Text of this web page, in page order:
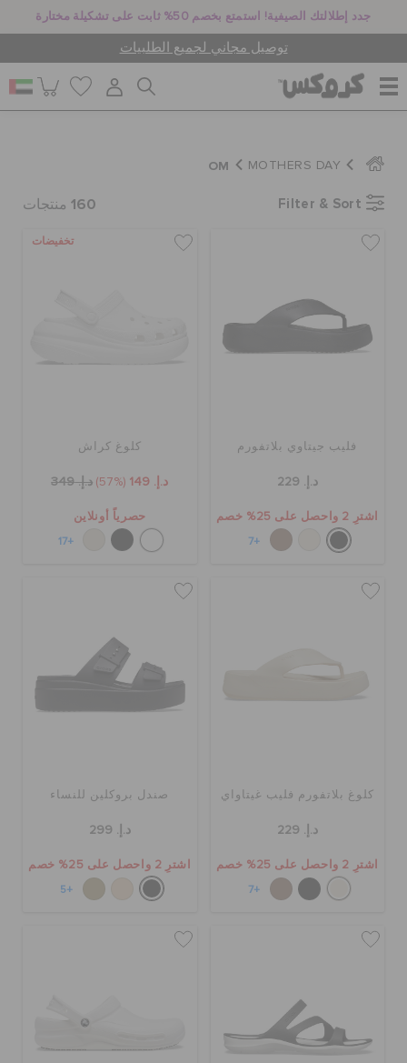
جدد إطلالتك الصيفية! استمتع بخصم 50% ثابت على تشكيلة مختارة
توصيل مجاني لجميع الطلبيات
للرجال
جيبيتز تشارمز
تنزيلات
مميز
الطلبيات المرتجعة
خدمة العملاء
MOTHERS DAY
OM
Filter & Sort
160 منتجات
فليب جيتاوي بلاتفورم
د.إ. 229
اشترِ 2 واحصل على 25% خصم
+7
تخفيضات
كلوغ كراش
د.إ. 149 (57%) د.إ. 349
حصرياً أونلاين
+17
كلوغ بلاتفورم فليب غيتاواي
د.إ. 229
اشترِ 2 واحصل على 25% خصم
+7
صندل بروكلين للنساء
د.إ. 299
اشترِ 2 واحصل على 25% خصم
+5